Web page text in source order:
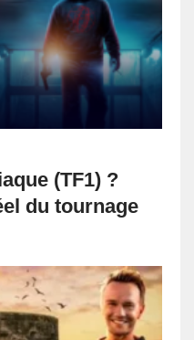
(TF1) ?
du tournage